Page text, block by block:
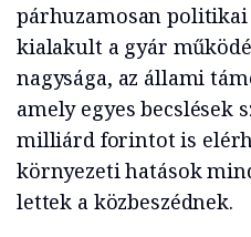
párhuzamosan
kialakult a gyár
nagysága, az állami
amely egyes becslések
milliárd forintot is
környezeti hatások
lettek a közbeszédnek.